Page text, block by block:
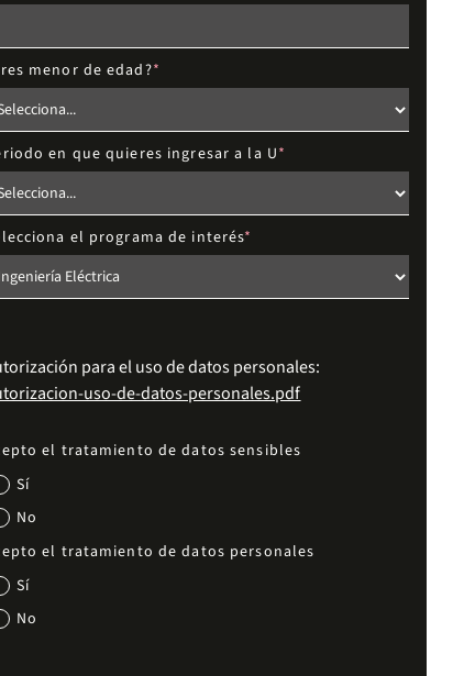
menor de edad?
en que quieres ingresar a la U
el programa de interés
para el uso de datos personales:
uso-de-datos-personales.pdf
el tratamiento de datos sensibles
Sí
No
el tratamiento de datos personales
Sí
No